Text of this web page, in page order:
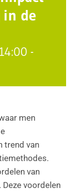
de
-
men
trend van
van
voordelen